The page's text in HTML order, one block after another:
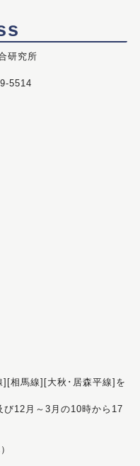
研究所
5514
相馬線][大秋･居森平線]を
12月～3月の10時から17